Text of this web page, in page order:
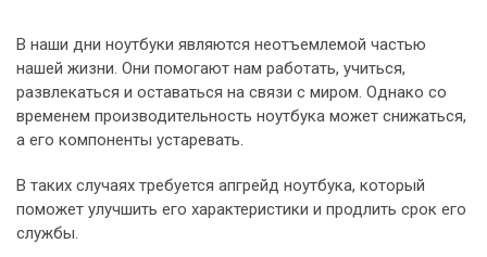
В наши дни ноутбуки являются неотъемлемой частью
нашей жизни. Они помогают нам работать, учиться,
развлекаться и оставаться на связи с миром. Однако со
временем производительность ноутбука может снижаться,
а его компоненты устаревать.
В таких случаях требуется апгрейд ноутбука, который
поможет улучшить его характеристики и продлить срок его
службы.